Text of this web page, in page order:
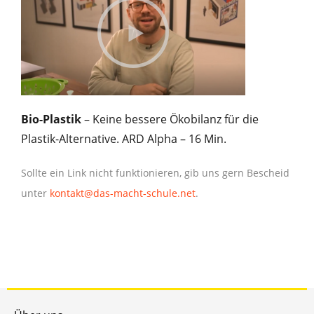
Bio-Plastik– Keine bessere Ökobilanz für die
Plastik-Alternative. ARD Alpha – 16 Min.
Sollte ein Link nicht funktionieren, gib uns gern Bescheid
unter kontakt@das-macht-schule.net.